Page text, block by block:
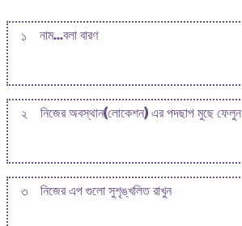
১ নাম...বলা বারণ
২ নিজের অবস্থান(লোকেশন) এর পদছাপ মুছে ফেলুন
৩ নিজের এপ গুলো সুশৃঙ্খলিত রাখুন